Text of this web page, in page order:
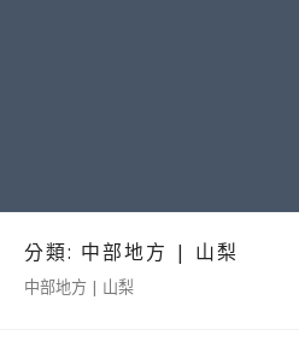
分類: 中部地方 | 山梨
中部地方 | 山梨